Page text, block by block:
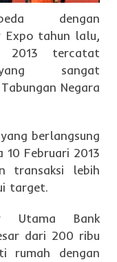
dengan
Expo tahun lalu,
2013 tercatat
sangat
Negara
berlangsung
Februari 2013
transaksi lebih
target.
Utama Bank
dari 200 ribu
rumah dengan